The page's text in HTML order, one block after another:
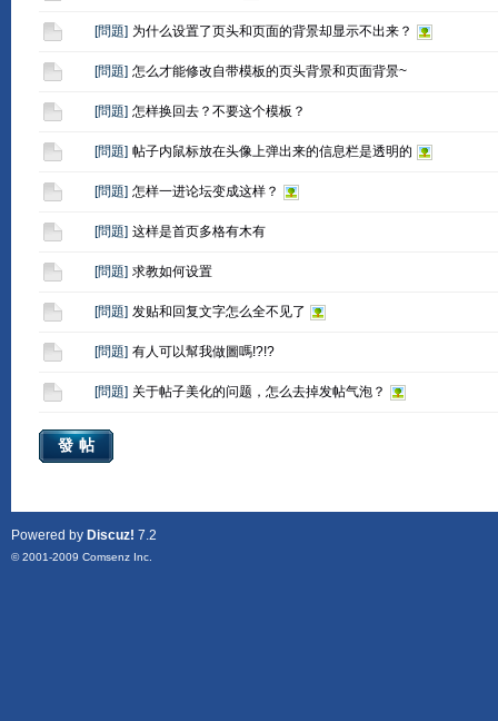
[問題] 为什么设置了页头和页面的背景却显示不出来？
[問題] 怎么才能修改自带模板的页头背景和页面背景~
[問題] 怎样换回去？不要这个模板？
[問題] 帖子内鼠标放在头像上弹出来的信息栏是透明的
[問題] 怎样一进论坛变成这样？
[問題] 这样是首页多格有木有
[問題] 求教如何设置
[問題] 发贴和回复文字怎么全不见了
[問題] 有人可以幫我做圖嗎!?!?
[問題] 关于帖子美化的问题，怎么去掉发帖气泡？
發帖
Powered by Discuz! 7.2
© 2001-2009 Comsenz Inc.